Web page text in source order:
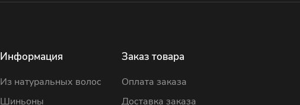
Информация
Из натуральных волос
Шиньоны
Заказ товара
Оплата заказа
Доставка заказа